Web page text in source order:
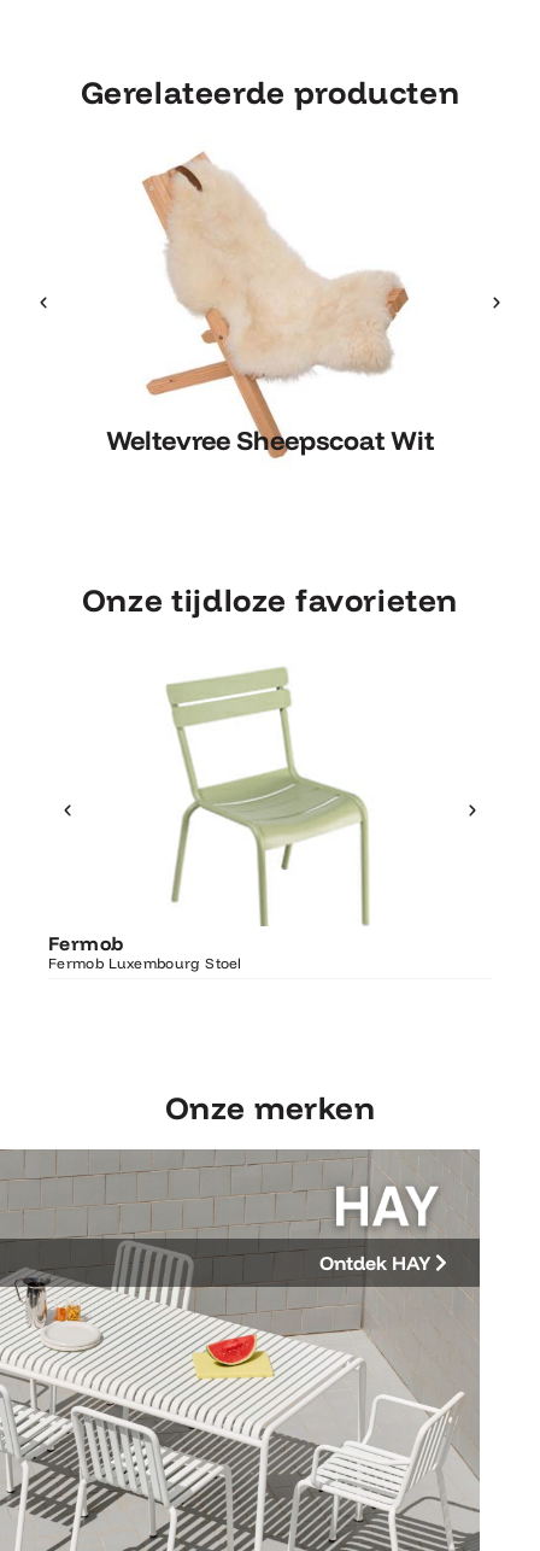
Gerelateerde producten
Weltevree Sheepscoat Wit
Weltevree Sheepscoat Wit
Onze tijdloze favorieten
Fermob
Fermob Luxembourg Stoel
Ontdek Fermob
Luxembourg Stoel
Onze merken
Ontdek HAY